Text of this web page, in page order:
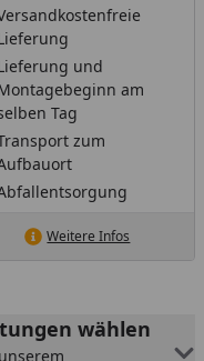
und
am
Tag
zum
Weitere Infos
wählen